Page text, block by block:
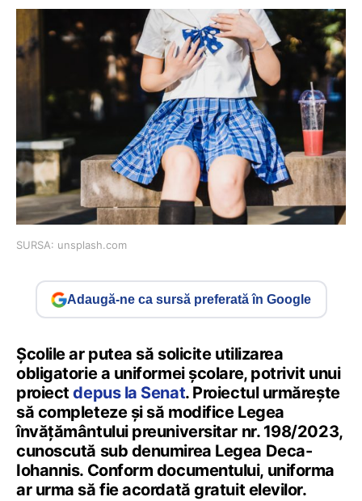
SURSA: unsplash.com
Adaugă-ne ca sursă preferată în Google
Școlile ar putea să solicite utilizarea
obligatorie a uniformei școlare, potrivit unui
proiectdepus la Senat. Proiectul urmărește
să completeze și să modifice Legea
învățământului preuniversitar nr. 198/2023,
cunoscută sub denumirea Legea Deca-
Iohannis. Conform documentului, uniforma
ar urma să fie acordată gratuit elevilor.